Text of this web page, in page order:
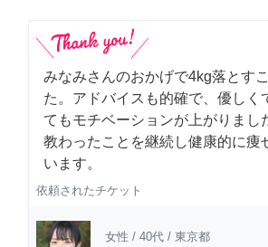
みなみさんのおかげで4kg落とす
た。アドバイスも的確で、優しく
てもモチベーションが上がりまし
教わったことを継続し健康的に痩
います。
依頼されたチケット
女性 / 40代 / 東京都